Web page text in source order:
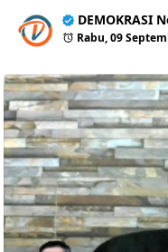
DEMOKRASI
Rabu, 09